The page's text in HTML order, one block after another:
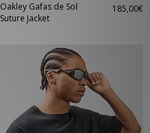
Oakley Gafas de Sol
Suture Jacket
185,00€